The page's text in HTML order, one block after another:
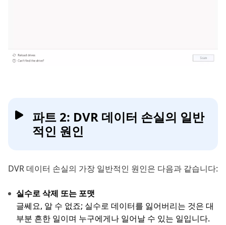
파트 2: DVR 데이터 손실의 일반
적인 원인
DVR 데이터 손실의 가장 일반적인 원인은 다음과 같습니다:
실수로 삭제 또는 포맷
글쎄요, 알 수 없죠; 실수로 데이터를 잃어버리는 것은 대
부분 흔한 일이며 누구에게나 일어날 수 있는 일입니다.